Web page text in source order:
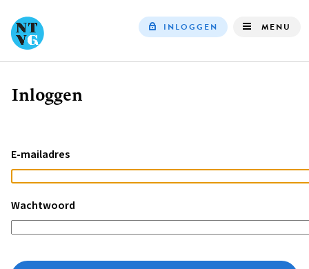
INLOGGEN MENU
Kruimelpad
Inloggen
E-mailadres
Wachtwoord